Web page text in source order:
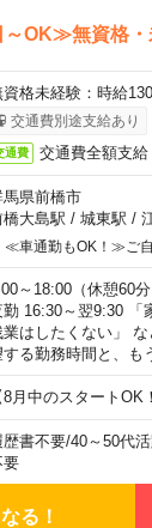
OK≫無資格・
資格未経験：時給
交通費別途支給あり
通費 交通費全額支給
馬県前橋市
橋大島駅 / 城東駅 /
≪車通勤もOK！≫ご自
～18:00（休憩60
勤 16:30～翌9:30 「
業はしたくない」
する勤務時間と、も
8月中のスタート
歴書不要/40～50代
要
る！